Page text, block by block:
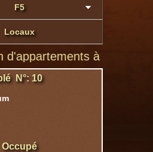
F5
Locaux
à Montluçon de
N°: 10
Occupé